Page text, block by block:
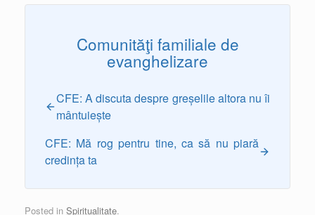
Comunităţi familiale de
evanghelizare
CFE: A discuta despre greșelile altora nu îi
mântuiește
CFE: Mă rog pentru tine, ca să nu piară
credința ta
Posted in Spiritualitate.